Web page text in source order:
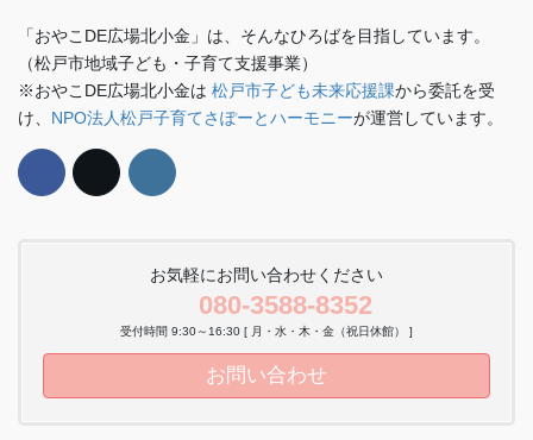
「おやこDE広場北小金」は、そんなひろばを目指しています。
（松戸市地域子ども・子育て支援事業）
※おやこDE広場北小金は 松戸市子ども未来応援課から委託を受
け、 NPO法人松戸子育てさぽーとハーモニーが運営しています。
お気軽にお問い合わせください
080-3588-8352
受付時間 9:30～16:30 [ 月・水・木・金（祝日休館） ]
お問い合わせ